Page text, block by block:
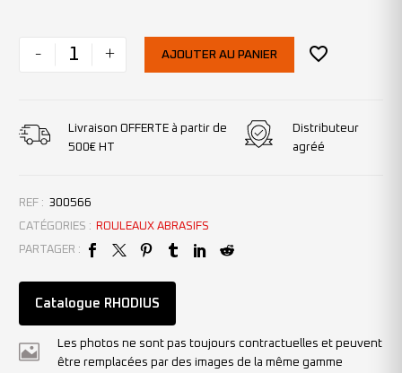
- + AJOUTER AU PANIER
Livraison OFFERTE à partir de
500€ HT
Distributeur
agréé
REF : 300566
CATÉGORIES :
ROULEAUX ABRASIFS
PARTAGER :
Catalogue RHODIUS
Les photos ne sont pas toujours contractuelles et peuvent
être remplacées par des images de la même gamme